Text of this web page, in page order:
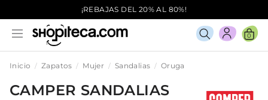
¡REBAJAS DEL 20% AL 80%!
0
Inicio Zapatos Mujer Sandalias Oruga
CAMPER SANDALIAS